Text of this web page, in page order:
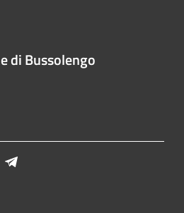
di Bussolengo